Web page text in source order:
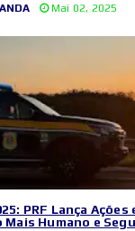
Mai 02, 2025
PRF Lança Ações
Humano e